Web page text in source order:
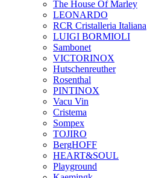
The House Of Marley
LEONARDO
RCR Cristalleria Italiana
LUIGI BORMIOLI
Sambonet
VICTORINOX
Hutschenreuther
Rosenthal
PINTINOX
Vacu Vin
Cristema
Sompex
TOJIRO
BergHOFF
HEART&SOUL
Playground